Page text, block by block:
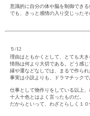
意識的に自分の体や脳を制御でき
でも、きっと感情の入り交じった
５/12
理由はともかくとして、とても大
情熱は何より大切である。どう感
縁や運などなしでは、まるで作られ
事実は小説よりも、ドラマチックで
仕事として物作りをしている以上
十人十色とはよく言ったものだ。
だからといって、わざとらしく１